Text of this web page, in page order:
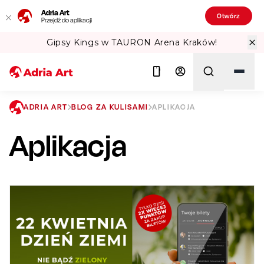
Adria Art
Przejdź do aplikacji Otwórz
Gipsy Kings w TAURON Arena Kraków!
ADRIA ART BLOG ZA KULISAMI APLIKACJA
Aplikacja